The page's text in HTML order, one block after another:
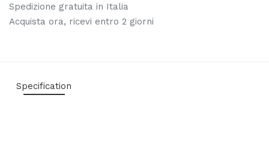
Spedizione gratuita in Italia
Acquista ora, ricevi entro 2 giorni
Specification